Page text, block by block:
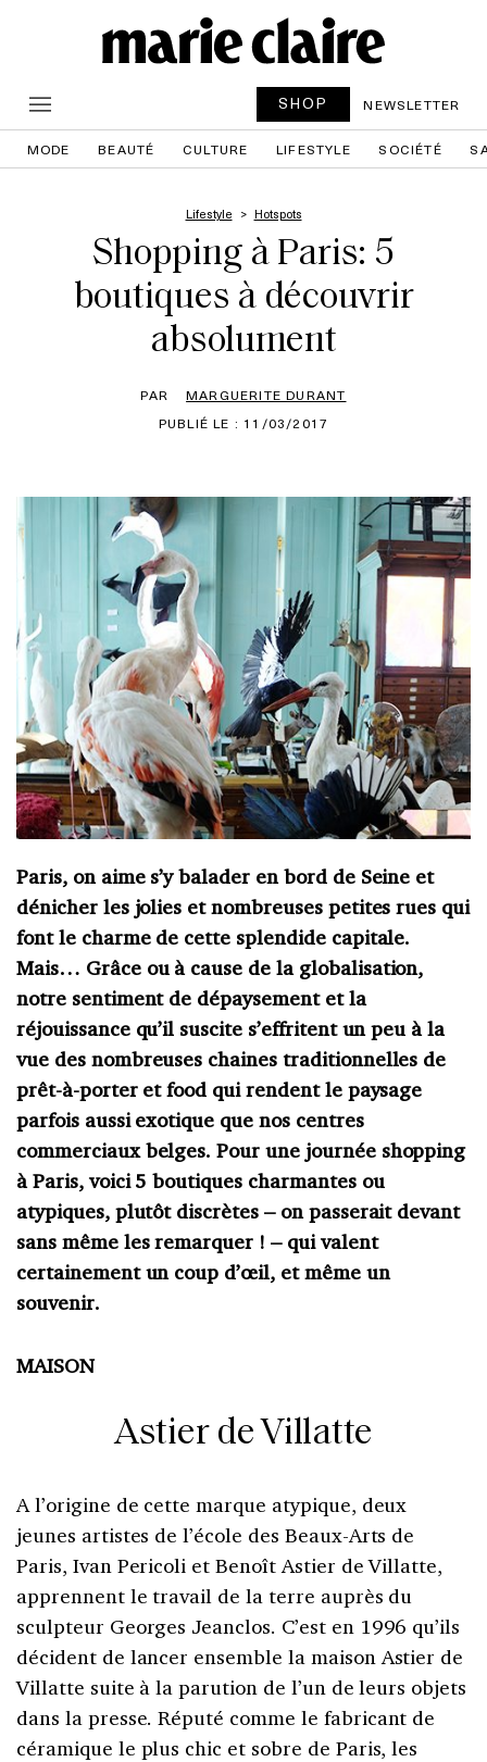
SHOP NEWSLETTER
MODE BEAUTÉ CULTURE LIFESTYLE SOCIÉTÉ
Lifestyle Hotspots
Shopping à Paris: 5
boutiques à découvrir
absolument
PAR
MARGUERITE DURANT
PUBLIÉ LE : 11/03/2017
Paris, on aime s’y balader en bord de Seine et
dénicher les jolies et nombreuses petites rues qui
font le charme de cette splendide capitale.
Mais… Grâce ou à cause de la globalisation,
notre sentiment de dépaysement et la
réjouissance qu’il suscite s’effritent un peu à la
vue des nombreuses chaines traditionnelles de
prêt-à-porter et food qui rendent le paysage
parfois aussi exotique que nos centres
commerciaux belges. Pour une journée shopping
à Paris, voici 5 boutiques charmantes ou
atypiques, plutôt discrètes – on passerait devant
sans même les remarquer ! – qui valent
certainement un coup d’œil, et même un
souvenir.
MAISON
Astier de Villatte
A l’origine de cette marque atypique, deux
jeunes artistes de l’école des Beaux-Arts de
Paris, Ivan Pericoli et Benoît Astier de Villatte,
apprennent le travail de la terre auprès du
sculpteur Georges Jeanclos. C’est en 1996 qu’ils
décident de lancer ensemble la maison Astier de
Villatte suite à la parution de l’un de leurs objets
dans la presse. Réputé comme le fabricant de
céramique le plus chic et sobre de Paris, les